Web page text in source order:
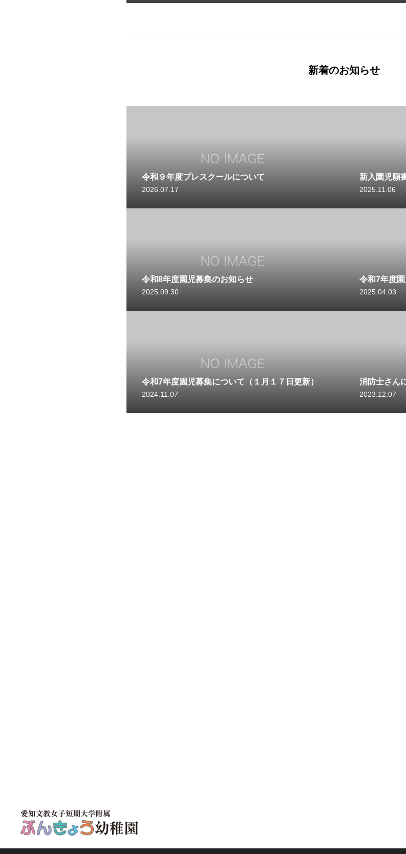
新着のお知らせ
令和９年度プレスクールについて
2026.07.17
新入園児願
2025.11.06
令和8年度園児募集のお知らせ
2025.09.30
令和7年度園
2025.04.03
令和7年度園児募集について（１月１７日更新）
2024.11.07
消防士さん
2023.12.07